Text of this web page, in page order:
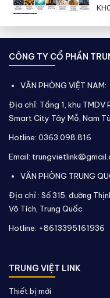
CÔNG TY CỔ PHẦN
VĂN PHÒNG VIỆT NAM:
Địa chỉ: Tầng 1, khu TMDV
Smart City Tây Mỗ, Nam
Hotline: 0363.098.816
Email:
VĂN PHÒNG TRUNG
Địa chỉ : Số 315, đường
Vô Tích, Trung Quốc
Hotline: +8613395161936
TRUNG VIỆT LINK
Thiết bị mới